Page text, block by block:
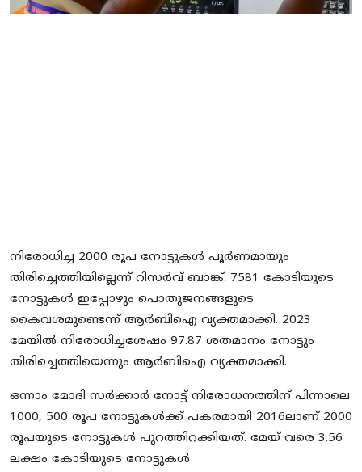
Local News
നിരോധിച്ച 2000 രൂപ നോട്ടുകള്‍ പൂര്‍ണമായും
തിരിച്ചെത്തിയില്ലെന്ന് റിസര്‍വ് ബാങ്ക്. 7581 കോടിയുടെ
നോട്ടുകള്‍ ഇപ്പോഴും പൊതുജനങ്ങളുടെ
കൈവശമുണ്ടെന്ന് ആര്‍ബിഐ വ്യക്തമാക്കി. 2023
മേയില്‍ നിരോധിച്ചശേഷം 97.87 ശതമാനം നോട്ടും
തിരിച്ചെത്തിയെന്നും ആര്‍ബിഐ വ്യക്തമാക്കി.
ഒന്നാം മോദി സര്‍ക്കാര്‍ നോട്ട് നിരോധനത്തിന് പിന്നാലെ
1000, 500 രൂപ നോട്ടുകള്‍ക്ക് പകരമായി 2016ലാണ് 2000
രൂപയുടെ നോട്ടുകള്‍ പുറത്തിറക്കിയത്. മേയ് വരെ 3.56
ലക്ഷം കോടിയുടെ നോട്ടുകള്‍